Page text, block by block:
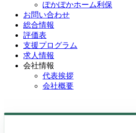
ぽかぽかホーム利保
お問い合わせ
総合情報
評価表
支援プログラム
求人情報
会社情報
代表挨拶
会社概要